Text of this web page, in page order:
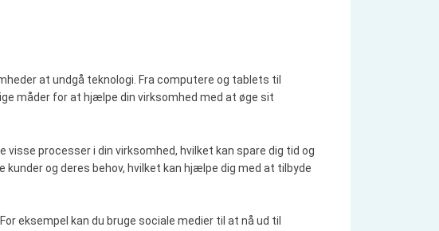
at undgå teknologi. Fra computere og tablets til
måder for at hjælpe din virksomhed med at øge sit
processer i din virksomhed, hvilket kan spare dig tid og
og deres behov, hvilket kan hjælpe dig med at tilbyde
eksempel kan du bruge sociale medier til at nå ud til